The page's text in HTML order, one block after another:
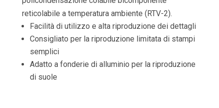
reticolabile a temperatura ambiente (RTV-2).
Facilità di utilizzo e alta riproduzione dei dettagli
Consigliato per la riproduzione limitata di stampi
semplici
Adatto a fonderie di alluminio per la riproduzione
di suole